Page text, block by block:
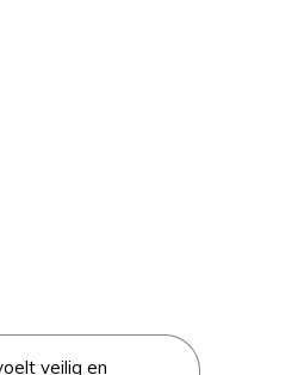
veilig en